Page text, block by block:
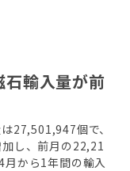
輸入量が前
27,501,947個で、
し、前月の22,21
から1年間の輸入